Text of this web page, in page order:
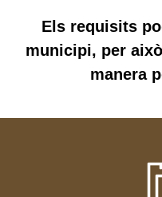
Els requisits
municipi, per
manera